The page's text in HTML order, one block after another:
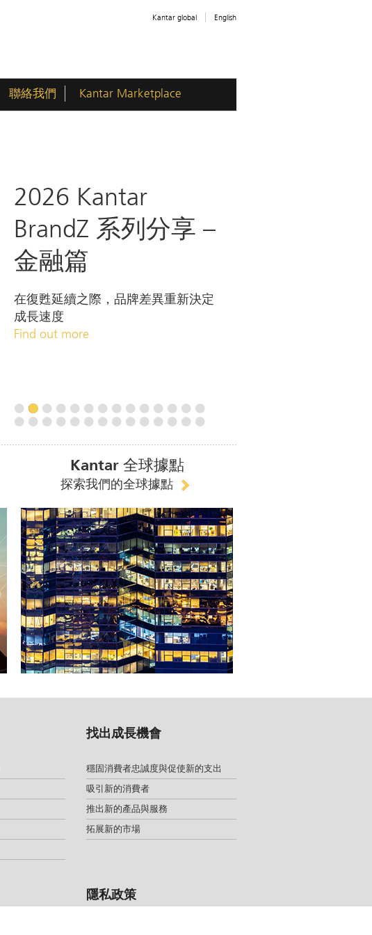
Kantar global English
聯絡我們 Kantar Marketplace
2026 Kantar
BrandZ 系列分享 –
金融篇
在復甦延續之際，品牌差異重新決定
成長速度
Find out more
Kantar 全球據點
探索我們的全球據點
找出成長機會
穩固消費者忠誠度與促使新的支出
吸引新的消費者
推出新的產品與服務
拓展新的市場
隱私政策